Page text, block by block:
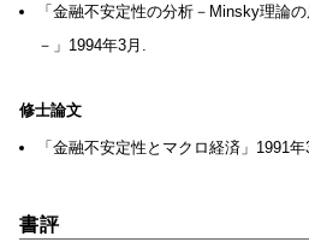
「金融不安定性の分析－Minsky理論
－」1994年3月.
修士論文
「金融不安定性とマクロ経済」1991年
書評